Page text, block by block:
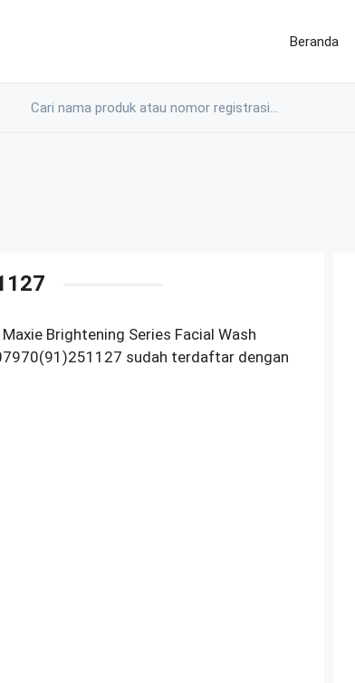
Beranda
Brightening Series Facial Wash
sudah terdaftar dengan